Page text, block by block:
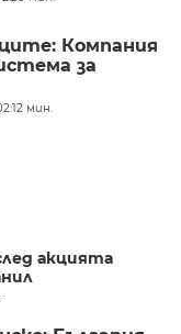
Компания
за
пожари
мин.
акцията